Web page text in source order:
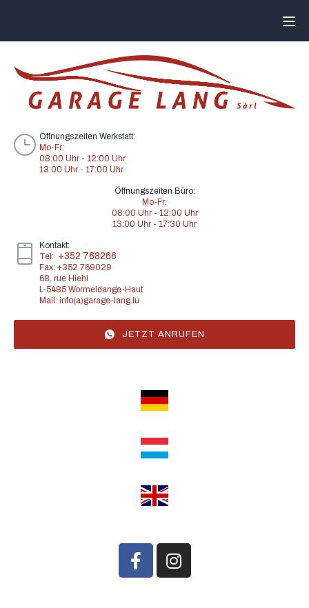
Öffnungszeiten Werkstatt:
Mo-Fr:
08:00 Uhr - 12:00 Uhr
13:00 Uhr - 17:00 Uhr
Öffnungszeiten Büro:
Mo-Fr:
08:00 Uhr - 12:00 Uhr
13:00 Uhr - 17:30 Uhr
Kontakt:
Tel: +352 768266
Fax: +352 769029
68, rue Hiehl
L-5485 Wormeldange-Haut
Mail: info(a)garage-lang.lu
JETZT ANRUFEN